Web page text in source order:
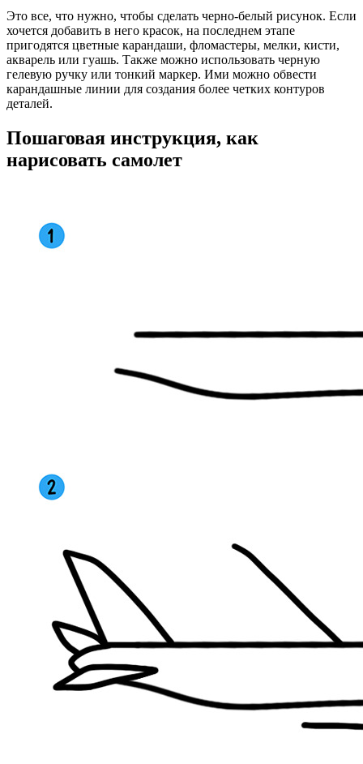
Это все, что нужно, чтобы сделать черно-белый рисунок. Если
хочется добавить в него красок, на последнем этапе
пригодятся цветные карандаши, фломастеры, мелки, кисти,
акварель или гуашь. Также можно использовать черную
гелевую ручку или тонкий маркер. Ими можно обвести
карандашные линии для создания более четких контуров
деталей.
Пошаговая инструкция, как
нарисовать самолет